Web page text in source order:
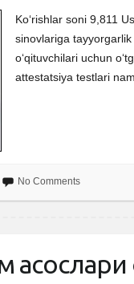
Ko‘rishlar soni 9,811
sinovlariga
o‘qituvchilari uchun
attestatsiya testlari
No Comments